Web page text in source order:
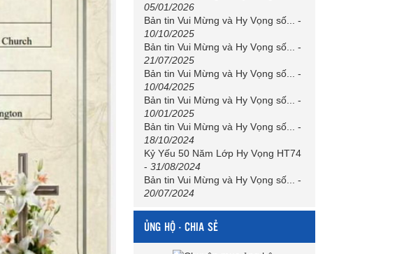
05/01/2026
Bản tin Vui Mừng và Hy Vọng số...
-
10/10/2025
Bản tin Vui Mừng và Hy Vọng số...
-
21/07/2025
Bản tin Vui Mừng và Hy Vọng số...
-
10/04/2025
Bản tin Vui Mừng và Hy Vọng số...
-
10/01/2025
Bản tin Vui Mừng và Hy Vọng số...
-
18/10/2024
Kỷ Yếu 50 Năm Lớp Hy Vọng HT74
- 31/08/2024
Bản tin Vui Mừng và Hy Vọng số...
-
20/07/2024
ỦNG HỘ - CHIA SẺ